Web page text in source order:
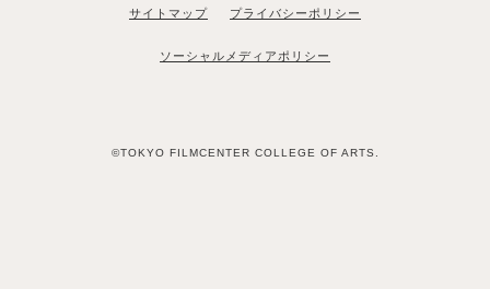
サイトマップ プライバシーポリシー
ソーシャルメディアポリシー
©TOKYO FILMCENTER COLLEGE OF ARTS.